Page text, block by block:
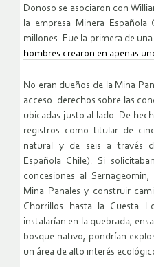
Donoso se asociaron con
la empresa Minera
millones. Fue la primera de una
hombres crearon en apenas
No eran dueños de la Mina
acceso: derechos sobre las
ubicadas justo al lado. De
registros como titular de
natural y de seis a través
Española Chile). Si
concesiones al
Mina Panales y construir
Chorrillos hasta la Cuesta
instalarían en la quebrada,
bosque nativo, pondrían
un área de alto interés